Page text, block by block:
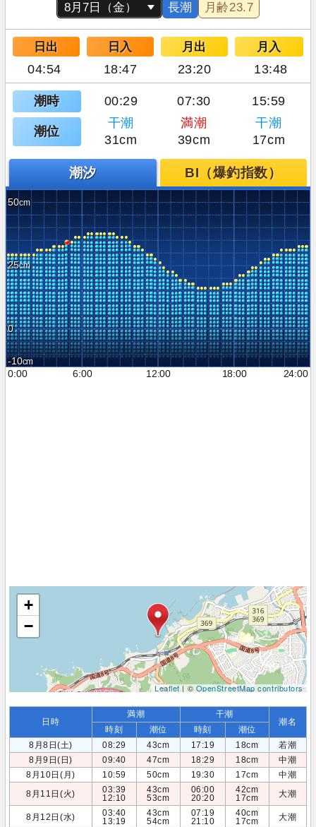
長潮 月齢23.7
日出 日入 月出 月入
04:54 18:47 23:20 13:48
潮時 00:29 07:30 15:59
潮位
干潮 満潮
干潮
31cm
39cm 17cm
潮汐 BI（爆釣指数）
50
25
0
-10
0:00
6:00 12:00 18:00 24:00
+
−
Leaflet| ©OpenStreetMap contributors
日時
満潮 干潮
潮名
時刻 潮位 時刻
潮位
8月8日(土)
08:29 43cm 17:19 18cm
若潮
8月9日(日)
09:40 47cm 18:29 18cm
中潮
8月10日(月)
10:59 50cm 19:30 17cm
中潮
8月11日(火)
03:39
12:10
43cm
53cm
06:00
20:20
42cm
17cm
大潮
8月12日(水)
03:40
13:19
43cm
54cm
07:19
21:10
40cm
17cm
大潮